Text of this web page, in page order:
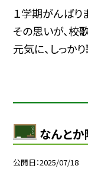
１学期がんばり
その思いが、校
元気に、しっか
なんとか
公開日 2025/07/18